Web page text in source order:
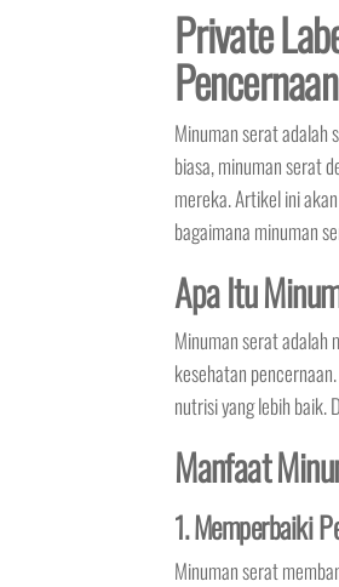
Private
Minuman serat adalah
biasa, minuman serat
mereka. Artikel ini
bagaimana minuman
Apa Itu
Minuman serat adalah
kesehatan
nutrisi yang lebih baik.
Manfaat
1. Memperbaiki
Minuman serat